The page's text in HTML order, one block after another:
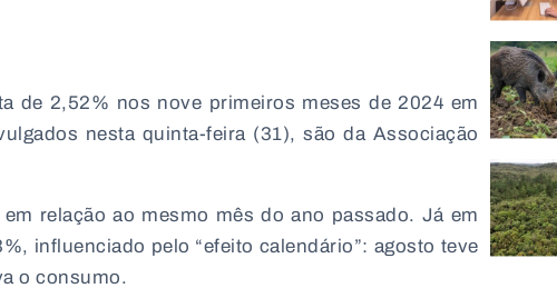
de 2,52% nos nove primeiros meses de 2024 em
nesta quinta-feira (31), são da Associação
relação ao mesmo mês do ano passado. Já em
influenciado pelo “efeito calendário”: agosto teve
o consumo.